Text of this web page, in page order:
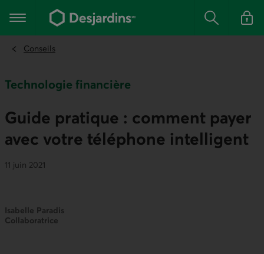
contenu
Menu principal Rechercher
Se
Conseils
Technologie financière
Guide pratique : comment payer
avec votre téléphone intelligent
11 juin 2021
Isabelle Paradis
Collaboratrice